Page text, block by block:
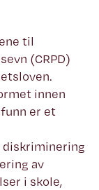
til
(CRPD)
innen
er et
av
i skole,